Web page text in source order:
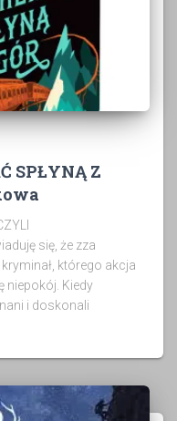
SPŁYNĄ Z
się, że zza
którego akcja
niepokój. Kiedy
i doskonali